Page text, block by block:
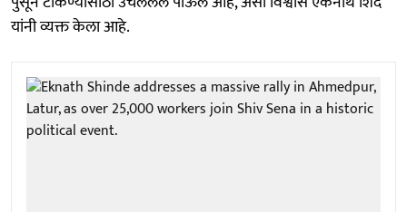
यांनी व्यक्त केला आहे.